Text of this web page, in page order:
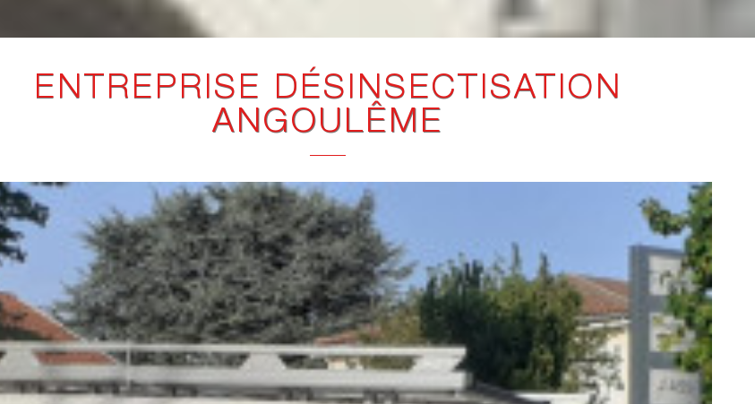
ENTREPRISE DÉSINSECTISATION
ANGOULÊME